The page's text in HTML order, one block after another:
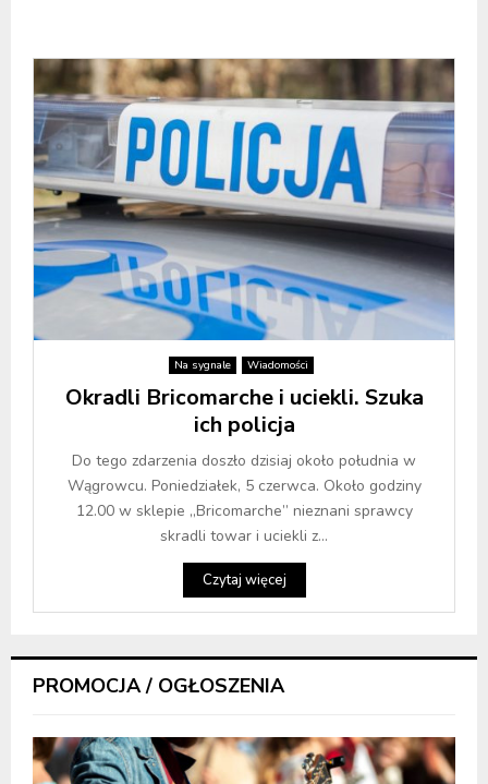
Na sygnale Wiadomości
Okradli Bricomarche i uciekli. Szuka
ich policja
Do tego zdarzenia doszło dzisiaj około południa w
Wągrowcu. Poniedziałek, 5 czerwca. Około godziny
12.00 w sklepie „Bricomarche” nieznani sprawcy
skradli towar i uciekli z...
Czytaj więcej
PROMOCJA / OGŁOSZENIA